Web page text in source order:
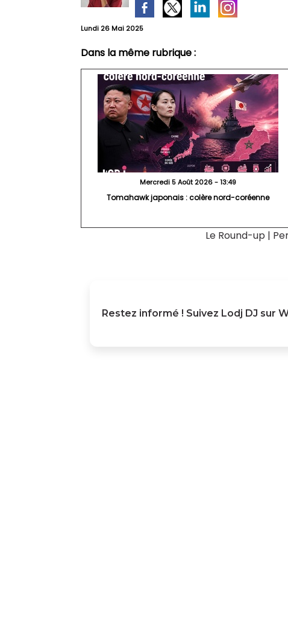
Lundi 26 Mai 2025
Dans la même rubrique :
Mercredi 5 Août 2026 - 13:49
Tomahawk japonais : colère nord-coréenne
Le Round-up |
Restez informé ! Suivez Lodj DJ sur